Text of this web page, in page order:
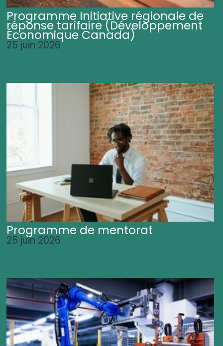
Programme Initiative régionale de
réponse tarifaire (Développement
Économique Canada)
25 juin 2026
Programme de mentorat
25 juin 2026